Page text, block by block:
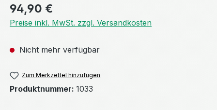
Regulärer Preis:
94,90 €
Preise inkl. MwSt. zzgl. Versandkosten
Nicht mehr verfügbar
Zum Merkzettel hinzufügen
Produktnummer: 1033